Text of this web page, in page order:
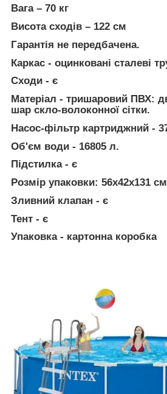
Вага – 70 кг
Висота сходів – 122 см
Гарантія не передбачена.
Каркас - оцинковані сталеві
Сходи - є
Матеріал - тришаровий ПВХ:
шар скло-волоконної сітки.
Насос-фільтр картриджний -
Об'єм води - 16805 л.
Підстилка - є
Розмір упаковки: 56x42x131 см
Зливний клапан - є
Тент - є
Упаковка - картонна коробка